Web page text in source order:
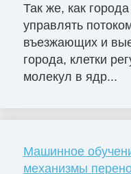
Так же, как
управлять
въезжающих и
города, клетки
молекул в ядр...
Машинное
механизмы